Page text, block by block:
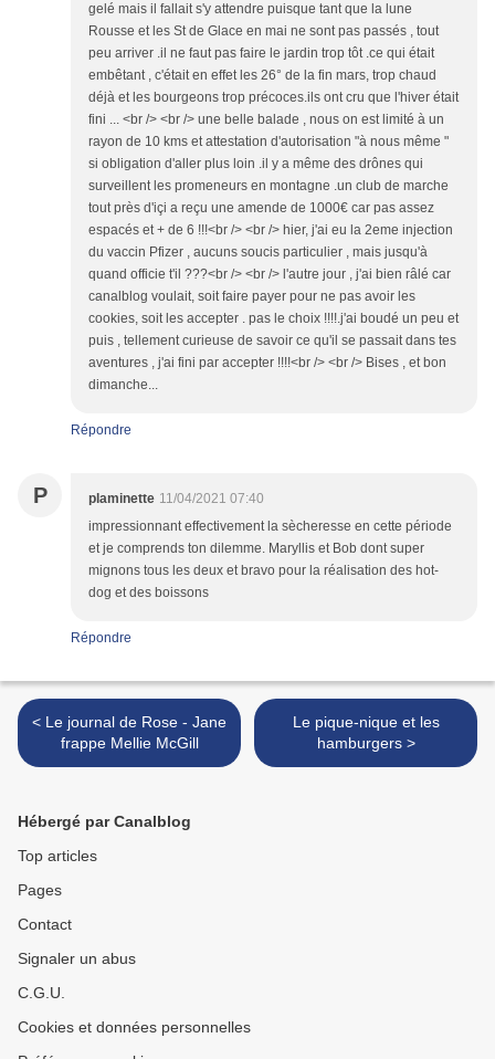
gelé mais il fallait s'y attendre puisque tant que la lune
Rousse et les St de Glace en mai ne sont pas passés , tout
peu arriver .il ne faut pas faire le jardin trop tôt .ce qui était
embêtant , c'était en effet les 26° de la fin mars, trop chaud
déjà et les bourgeons trop précoces.ils ont cru que l'hiver était
fini ... <br /> <br /> une belle balade , nous on est limité à un
rayon de 10 kms et attestation d'autorisation "à nous même "
si obligation d'aller plus loin .il y a même des drônes qui
surveillent les promeneurs en montagne .un club de marche
tout près d'içi a reçu une amende de 1000€ car pas assez
espacés et + de 6 !!!<br /> <br /> hier, j'ai eu la 2eme injection
du vaccin Pfizer , aucuns soucis particulier , mais jusqu'à
quand officie t'il ???<br /> <br /> l'autre jour , j'ai bien râlé car
canalblog voulait, soit faire payer pour ne pas avoir les
cookies, soit les accepter . pas le choix !!!!.j'ai boudé un peu et
puis , tellement curieuse de savoir ce qu'il se passait dans tes
aventures , j'ai fini par accepter !!!!<br /> <br /> Bises , et bon
dimanche...
Répondre
P plaminette 11/04/2021 07:40
impressionnant effectivement la sècheresse en cette période
et je comprends ton dilemme. Maryllis et Bob dont super
mignons tous les deux et bravo pour la réalisation des hot-
dog et des boissons
Répondre
< Le journal de Rose - Jane
frappe Mellie McGill
Le pique-nique et les
hamburgers >
Hébergé par Canalblog
Top articles
Pages
Contact
Signaler un abus
C.G.U.
Cookies et données personnelles